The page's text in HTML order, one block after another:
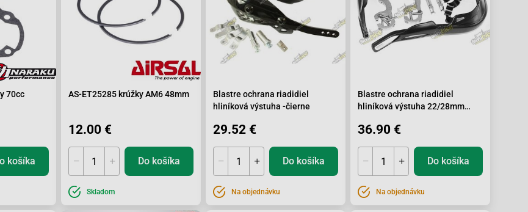
70cc
košíka
AS-ET25285 krúžky AM6 48mm
12.00 €
Do košíka
Skladom
Blastre ochrana riadidiel
hliníková výstuha -čierne
29.52 €
Do košíka
Na objednávku
Blastre ochrana riadidiel
hliníková výstuha 22/28mm
36.90 €
Do košíka
Na objednávku